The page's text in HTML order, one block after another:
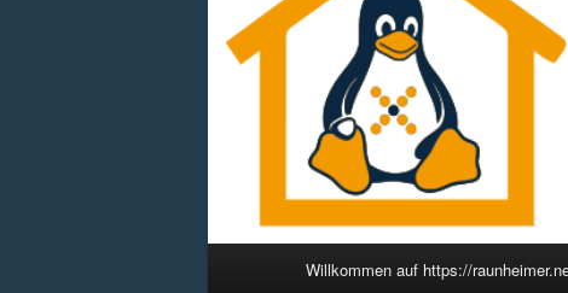
Willkommen auf https://